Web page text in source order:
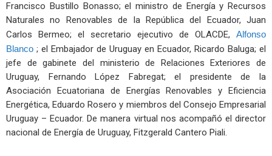
Francisco Bustillo Bonasso; el ministro de Energía y Recursos
Naturales no Renovables de la República del Ecuador, Juan
Carlos Bermeo; el secretario ejecutivo de OLACDE, Alfonso
Blanco ; el Embajador de Uruguay en Ecuador, Ricardo Baluga; el
jefe de gabinete del ministerio de Relaciones Exteriores de
Uruguay, Fernando López Fabregat; el presidente de la
Asociación Ecuatoriana de Energías Renovables y Eficiencia
Energética, Eduardo Rosero y miembros del Consejo Empresarial
Uruguay – Ecuador. De manera virtual nos acompañó el director
nacional de Energía de Uruguay, Fitzgerald Cantero Piali.